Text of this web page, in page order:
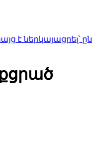
ընդդեմ